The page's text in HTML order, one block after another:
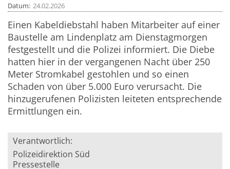
Datum 24.02.2026
Einen Kabeldiebstahl haben Mitarbeiter auf einer
Baustelle am Lindenplatz am Dienstagmorgen
festgestellt und die Polizei informiert. Die Diebe
hatten hier in der vergangenen Nacht über 250
Meter Stromkabel gestohlen und so einen
Schaden von über 5.000 Euro verursacht. Die
hinzugerufenen Polizisten leiteten entsprechende
Ermittlungen ein.
Verantwortlich:
Polizeidirektion Süd
Pressestelle